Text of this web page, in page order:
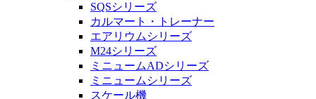
SQSシリーズ
カルマート・トレーナー
エアリウムシリーズ
M24シリーズ
ミニュームADシリーズ
ミニュームシリーズ
スケール機